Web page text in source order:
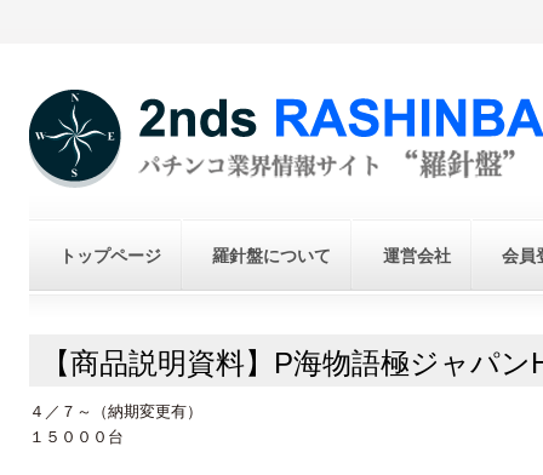
トップページ 羅針盤について 運営会社 会員
【商品説明資料】P海物語極ジャパン
４／７～（納期変更有）
１５０００台